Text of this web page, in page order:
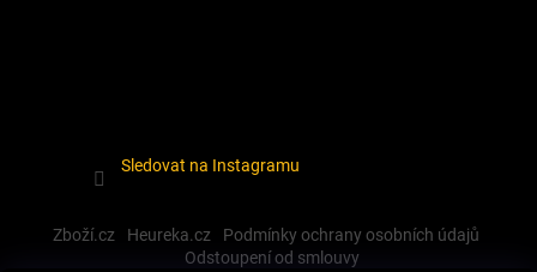
Sledovat na Instagramu
Zboží.cz Heureka.cz
Podmínky ochrany osobních údajů
Odstoupení od smlouvy